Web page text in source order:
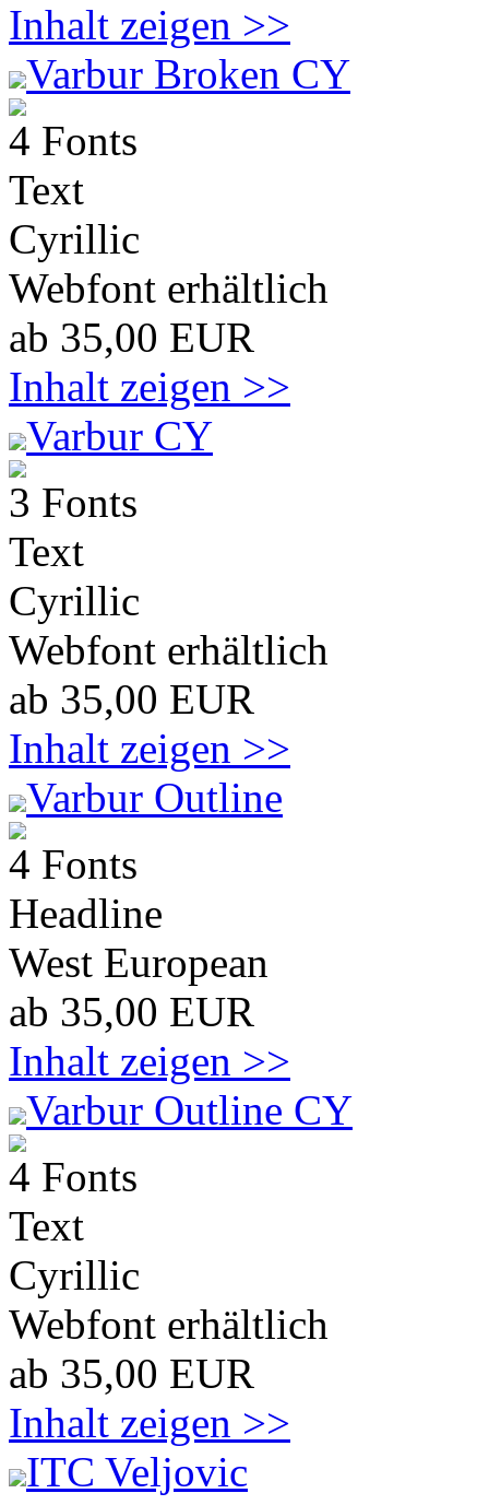
Inhalt zeigen >>
Varbur Broken CY
4 Fonts
Text
Cyrillic
Webfont erhältlich
ab 35,00 EUR
Inhalt zeigen >>
Varbur CY
3 Fonts
Text
Cyrillic
Webfont erhältlich
ab 35,00 EUR
Inhalt zeigen >>
Varbur Outline
4 Fonts
Headline
West European
ab 35,00 EUR
Inhalt zeigen >>
Varbur Outline CY
4 Fonts
Text
Cyrillic
Webfont erhältlich
ab 35,00 EUR
Inhalt zeigen >>
ITC Veljovic